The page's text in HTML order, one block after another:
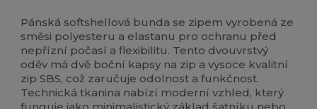
Pánská softshellová bunda se zipem vyrobená ze
směsi polyesteru a elastanu pro ochranu před
nepřízní počasí a flexibilitu. Tento dvouvrstvý
oděv má dvě boční kapsy na zip a vysoce kvalitní
zip SBS, což zaručuje odolnost a funkčnost.
Technická tkanina nabízí moderní vzhled, který